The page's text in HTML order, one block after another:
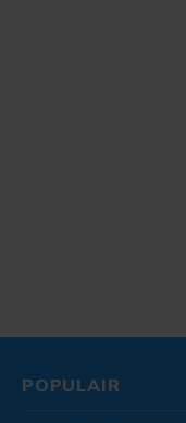
POPULAIR